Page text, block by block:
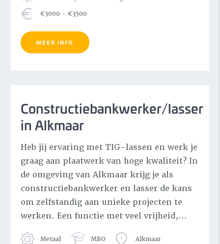
€3000 - €3500
MEER INFO
Constructiebankwerker/lasser
in Alkmaar
Heb jij ervaring met TIG-lassen en werk je
graag aan plaatwerk van hoge kwaliteit? In
de omgeving van Alkmaar krijg je als
constructiebankwerker en lasser de kans
om zelfstandig aan unieke projecten te
werken. Een functie met veel vrijheid,...
Metaal MBO Alkmaar